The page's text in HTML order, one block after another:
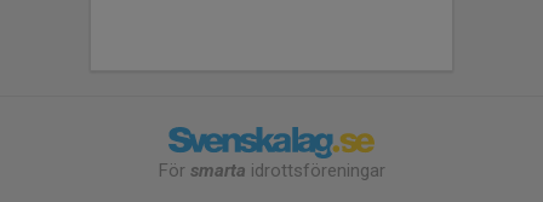
För smarta idrottsföreningar